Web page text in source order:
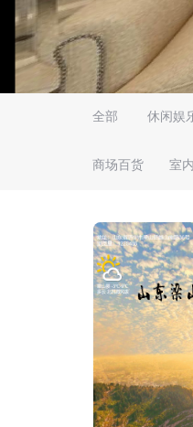
全部 休闲娱
商场百货 室